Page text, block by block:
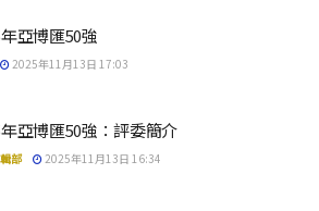
亞博匯50強
2025年11月13日 17:03
亞博匯50強：評委簡介
部 2025年11月13日 16:34